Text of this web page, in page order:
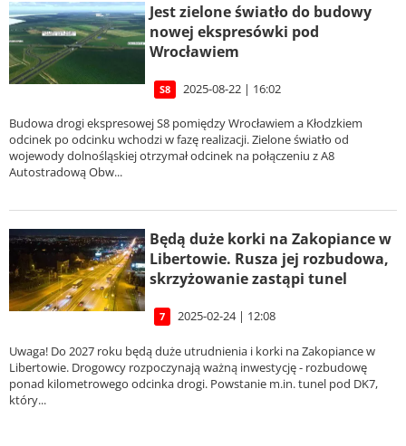
Jest zielone światło do budowy
nowej ekspresówki pod
Wrocławiem
S8 2025-08-22 | 16:02
Budowa drogi ekspresowej S8 pomiędzy Wrocławiem a Kłodzkiem
odcinek po odcinku wchodzi w fazę realizacji. Zielone światło od
wojewody dolnośląskiej otrzymał odcinek na połączeniu z A8
Autostradową Obw...
Będą duże korki na Zakopiance w
Libertowie. Rusza jej rozbudowa,
skrzyżowanie zastąpi tunel
7 2025-02-24 | 12:08
Uwaga! Do 2027 roku będą duże utrudnienia i korki na Zakopiance w
Libertowie. Drogowcy rozpoczynają ważną inwestycję - rozbudowę
ponad kilometrowego odcinka drogi. Powstanie m.in. tunel pod DK7,
który...